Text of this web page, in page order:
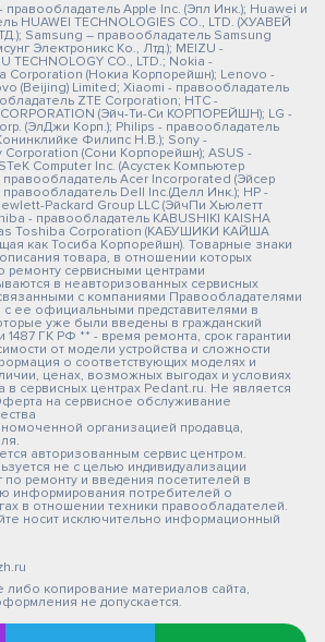
Apple Inc. (Эпл Инк.); Huawei и
HUAWEI TECHNOLOGIES CO., LTD. (ХУАВЕЙ
Samsung – правообладатель Samsung
Электроникс Ко., Лтд.); MEIZU -
TECHNOLOGY CO., LTD.; Nokia -
Corporation (Нокиа Корпорейшн); Lenovo -
(Beijing) Limited; Xiaomi - правообладатель
ZTE Corporation; HTC -
(Эйч-Ти-Си КОРПОРЕЙШН); LG -
(ЭлДжи Корп.); Philips - правообладатель
Филипс Н.В.); Sony -
Corporation (Сони Корпорейшн); ASUS -
Computer Inc. (Асустек Компьютер
правообладатель Acer Incorporated (Эйсер
правообладатель Dell Inc.(Делл Инк.); HP -
Packard Group LLC (ЭйчПи Хьюлетт
- правообладатель KABUSHIKI KAISHA
Toshiba Corporation (КАБУШИКИ КАЙША
как Тосиба Корпорейшн). Товарные знаки
товара, в отношении которых
ремонту сервисными центрами
в неавторизованных сервисных
связанными с компаниями Правообладателями
с ее официальными представителями в
уже были введены в гражданский
1487 ГК РФ ** - время ремонта, срок гарантии
от модели устройства и сложности
о соответствующих моделях и
ценах, возможных выгодах и условиях
в сервисных центрах Pedant.ru. Не является
на сервисное обслуживание
организацией продавца,
авторизованным сервис центром.
не с целью индивидуализации
по ремонту и введения посетителей в
информирования потребителей о
в отношении техники правообладателей.
носит исключительно информационный
копирование материалов сайта,
не допускается.